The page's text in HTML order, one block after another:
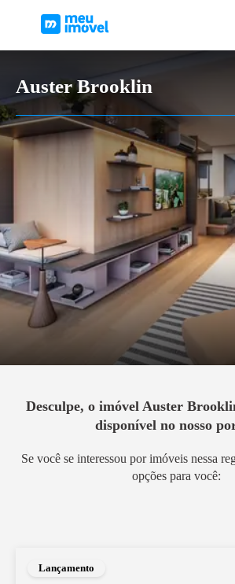
Auster Brooklin
Desculpe, o imóvel Auster
disponível no nosso
Se você se interessou por imóveis nessa
opções para você:
Lançamento